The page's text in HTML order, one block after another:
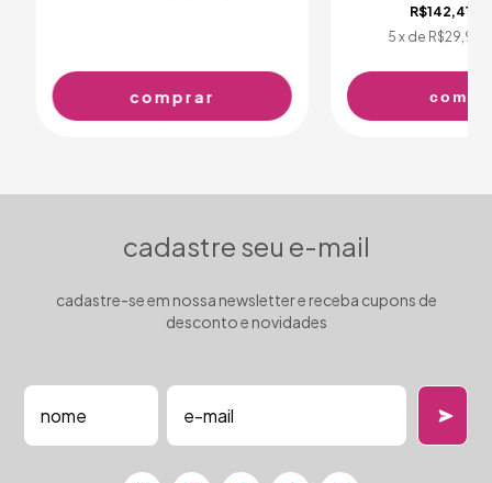
R$142,41
5 x de R$29,98
cadastre seu e-mail
cadastre-se em nossa newsletter e receba cupons de
desconto e novidades